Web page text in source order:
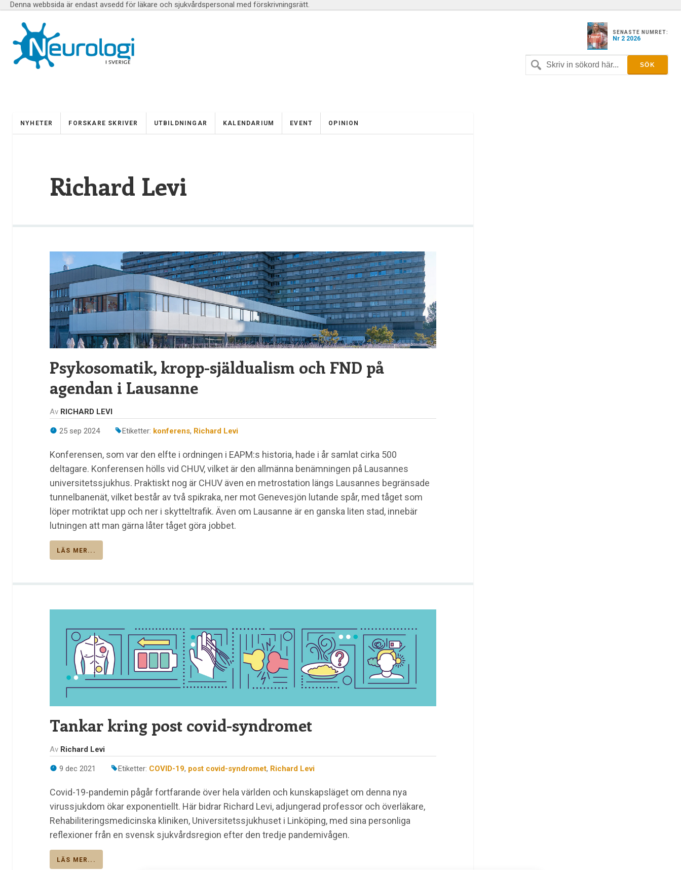
Denna webbsida är endast avsedd för läkare och sjukvårdspersonal med förskrivningsrätt.
SENASTE NUMRET:
Nr 2 2026
NYHETER FORSKARE SKRIVER UTBILDNINGAR KALENDARIUM EVENT OPINION
Richard Levi
Psykosomatik, kropp-själdualism och FND på
agendan i Lausanne
Av RICHARD LEVI
25 sep 2024 Etiketter: konferens, Richard Levi
Konferensen, som var den elfte i ordningen i EAPM:s historia, hade i år samlat cirka 500
deltagare. Konferensen hölls vid CHUV, vilket är den allmänna benämningen på Lausannes
universitetssjukhus. Praktiskt nog är CHUV även en metrostation längs Lausannes begränsade
tunnelbanenät, vilket består av två spikraka, ner mot Genevesjön lutande spår, med tåget som
löper motriktat upp och ner i skytteltrafik. Även om Lausanne är en ganska liten stad, innebär
lutningen att man gärna låter tåget göra jobbet.
LÄS MER...
Tankar kring post covid-syndromet
Av Richard Levi
9 dec 2021 Etiketter: COVID-19, post covid-syndromet, Richard Levi
Covid-19-pandemin pågår fortfarande över hela världen och kunskapsläget om denna nya
virussjukdom ökar exponentiellt. Här bidrar Richard Levi, adjungerad professor och överläkare,
Rehabiliteringsmedicinska kliniken, Universitetssjukhuset i Linköping, med sina personliga
reflexioner från en svensk sjukvårdsregion efter den tredje pandemivågen.
LÄS MER...